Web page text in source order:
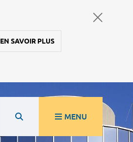
EN SAVOIR PLUS
MENU